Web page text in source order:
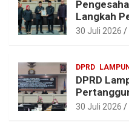
t
Langkah
dan
30 Juli 2026
DPRD
DPRD
Beri
30 Juli 2026